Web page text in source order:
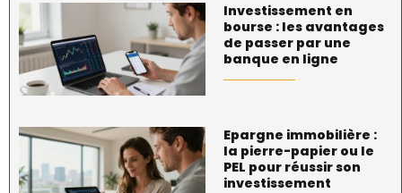
Investissement en
bourse : les avantages
de passer par une
banque en ligne
Epargne immobilière :
la pierre-papier ou le
PEL pour réussir son
investissement